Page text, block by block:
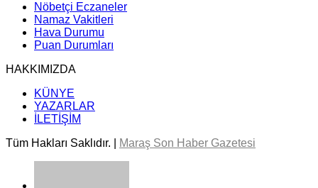
Nöbetçi Eczaneler
Namaz Vakitleri
Hava Durumu
Puan Durumları
HAKKIMIZDA
KÜNYE
YAZARLAR
İLETİŞİM
Tüm Hakları Saklıdır. |
Maraş Son Haber Gazetesi